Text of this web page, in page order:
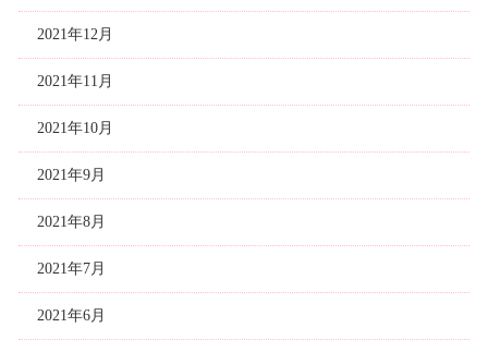
2021年12月
2021年11月
2021年10月
2021年9月
2021年8月
2021年7月
2021年6月